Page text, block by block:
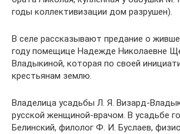
годы коллективизации дом разрушен).
В селе рассказывают предание о
году помещице Надежде Николаевне
Владыкиной, которая по своей
крестьянам землю.
Владелица усадьбы Л. Я. Визард-
русской женщиной-врачом. В усадьбе
Белинский, филолог Ф. И. Буслаев,